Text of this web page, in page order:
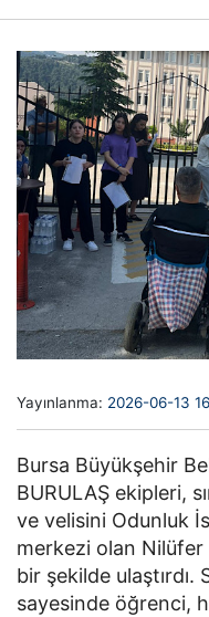
Yayınlanma: 2026-06-13
Bursa Büyükşehir
BURULAŞ ekipleri,
ve velisini Odunluk
merkezi olan Nilüfer
bir şekilde ulaştırdı.
sayesinde öğrenci,